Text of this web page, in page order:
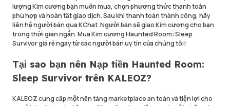
lượng Kim cương bạn muốn mua, chọn phương thức thanh toán
phù hợp và hoàn tất giao dịch. Sau khi thanh toán thành công, hãy
liên hệ người bán qua KChat. Người bán sẽ giao Kim cương cho bạn
trong thời gian ngắn. Mua Kim cương Haunted Room: Sleep
Survivor giá rẻ ngay từ các người bán uy tín của chúng tôi!
Tại sao bạn nên Nạp tiền Haunted Room:
Sleep Survivor trên KALEOZ?
KALEOZ cung cấp một nền tảng marketplace an toàn và tiện lợi cho